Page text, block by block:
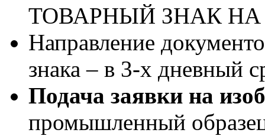
ТОВАРНЫЙ ЗНАК НА
Направление
знака – в 3-х дневный
Подача заявки на
промышленный